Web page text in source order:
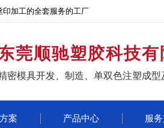
印加工的全套服务的工厂
莞顺驰塑胶科技
密模具开发、制造、单双色注塑成
案 产品中心 服